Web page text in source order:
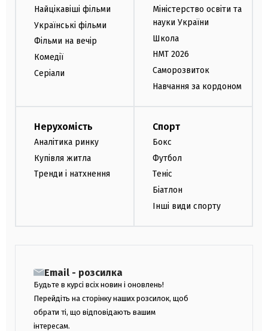
Найцікавіші фільми
Українські фільми
Фільми на вечір
Комедії
Серіали
Міністерство освіти та
науки України
Школа
НМТ 2026
Саморозвиток
Навчання за кордоном
Нерухомість
Аналітика ринку
Купівля житла
Тренди і натхнення
Спорт
Бокс
Футбол
Теніс
Біатлон
Інші види спорту
Email - розсилка
Будьте в курсі всіх новин і оновлень!
Перейдіть на сторінку наших розсилок, щоб
обрати ті, що відповідають вашим
інтересам.